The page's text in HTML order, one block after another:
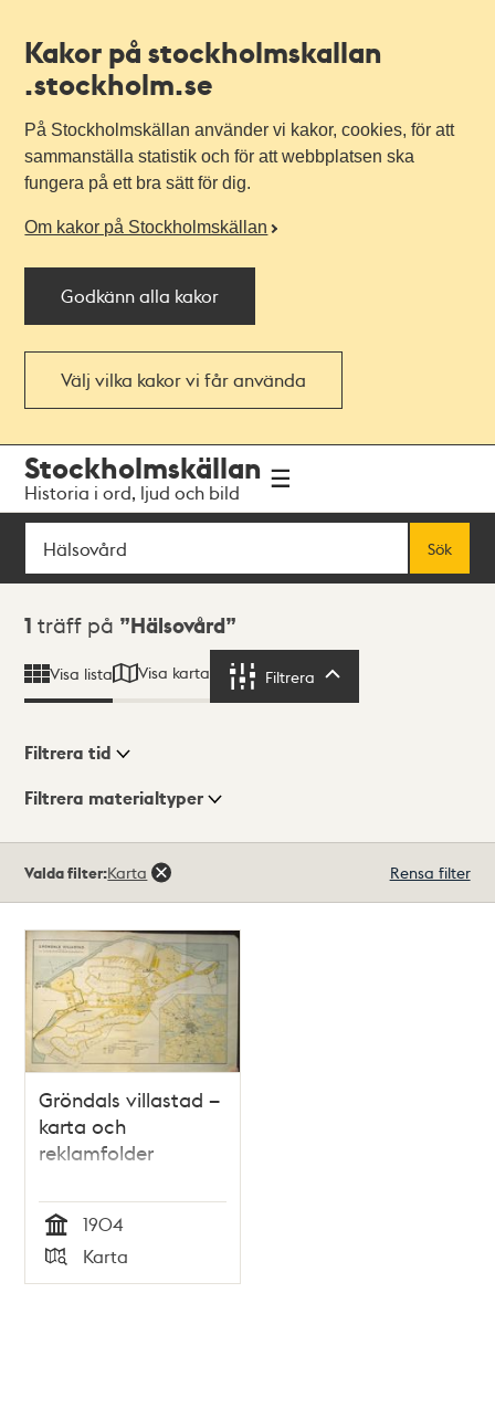
Kakor på stockholmskallan
.stockholm.se
På Stockholmskällan använder vi kakor, cookies, för att
sammanställa statistik och för att webbplatsen ska
fungera på ett bra sätt för dig.
Om kakor på Stockholmskällan
Godkänn alla kakor
Välj vilka kakor vi får använda
navigationen
huvudinnehållet
Stockholmskällan
Historia i ord, ljud och bild
Sök
Sök
Sökresultat
1 träff på Hälsovård
Visa lista Visa karta Filtrera
Visningsläge
Filtrera tid
Filtrera materialtyper
träffar
Valda filter:Karta Rensa filter
Gröndals villastad –
karta och
reklamfolder
Tid
1904
Typ
Karta